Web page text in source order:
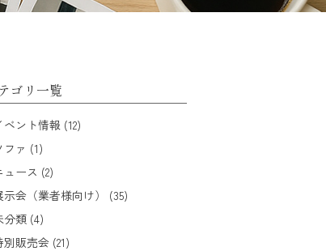
ゴリ一覧
ベント情報 (12)
ファ (1)
ュース (2)
示会（業者様向け） (35)
分類 (4)
別販売会 (21)